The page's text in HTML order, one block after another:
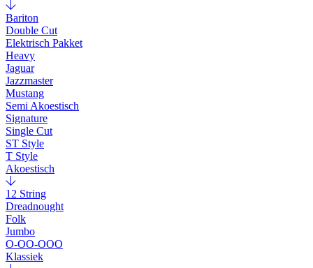
Bariton
Double Cut
Elektrisch Pakket
Heavy
Jaguar
Jazzmaster
Mustang
Semi Akoestisch
Signature
Single Cut
ST Style
T Style
Akoestisch
12 String
Dreadnought
Folk
Jumbo
O-OO-OOO
Klassiek